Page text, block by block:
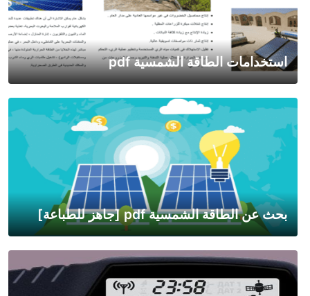
استخدامات الطاقة الشمسية pdf
بحث عن الطاقة الشمسية pdf [جاهز للطباعة]